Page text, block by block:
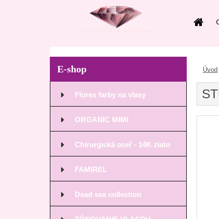
E-shop
Florex farby na vlasy
ORGANIC MIMI
Chirurgická oceľ - 14K zlato
FAMIREL
Dead sea collection
Úvod